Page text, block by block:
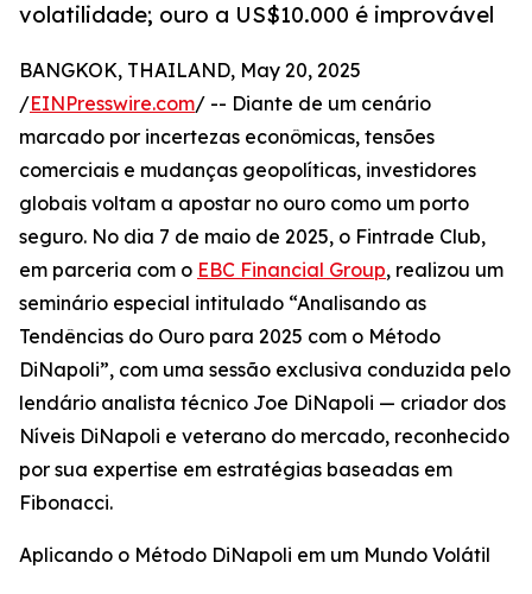
volatilidade; ouro a US$10.000 é improvável
BANGKOK, THAILAND, May 20, 2025
/EINPresswire.com/ -- Diante de um cenário
marcado por incertezas econômicas, tensões
comerciais e mudanças geopolíticas, investidores
globais voltam a apostar no ouro como um porto
seguro. No dia 7 de maio de 2025, o Fintrade Club,
em parceria com o EBC Financial Group, realizou um
seminário especial intitulado “Analisando as
Tendências do Ouro para 2025 com o Método
DiNapoli”, com uma sessão exclusiva conduzida pelo
lendário analista técnico Joe DiNapoli — criador dos
Níveis DiNapoli e veterano do mercado, reconhecido
por sua expertise em estratégias baseadas em
Fibonacci.
Aplicando o Método DiNapoli em um Mundo Volátil